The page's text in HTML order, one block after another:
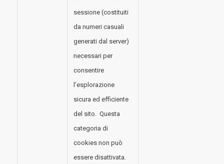
sessione (costituiti
da numeri casuali
generati dal server)
necessari per
consentire
l’esplorazione
sicura ed efficiente
del sito. Questa
categoria di
cookies non può
essere disattivata.